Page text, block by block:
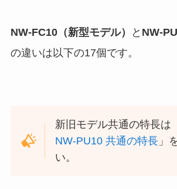
NW-FC10（新型モデル） と NW-
の違いは以下の17個です。
新旧モデル共通の特長は
NW-PU10 共通の特長 」
い。